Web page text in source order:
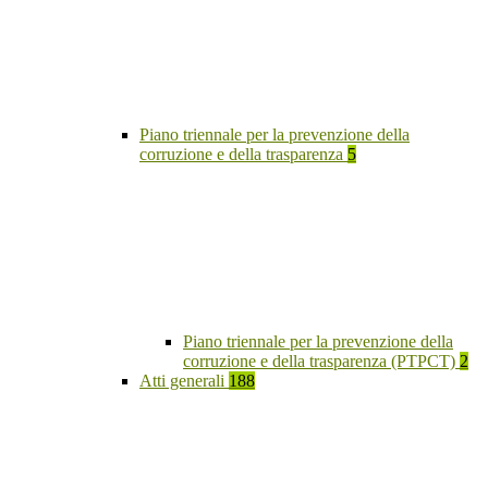
Piano triennale per la prevenzione della
corruzione e della trasparenza 5
Piano triennale per la prevenzione della
corruzione e della trasparenza (PTPCT) 2
Atti generali 188